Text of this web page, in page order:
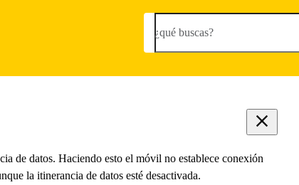
¿qué buscas?
de datos. Haciendo esto el móvil no establece conexión
la itinerancia de datos esté desactivada.